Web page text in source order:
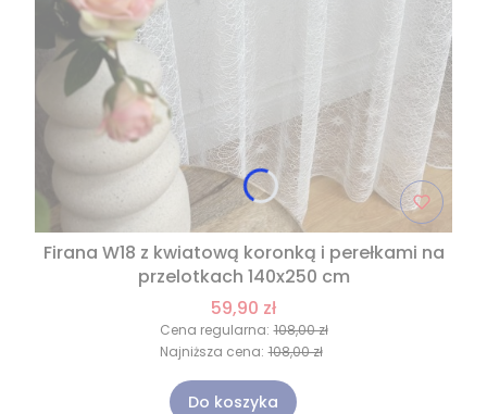
Firana W18 z kwiatową koronką i perełkami na
przelotkach 140x250 cm
59,90 zł
Cena regularna: 108,00 zł
Najniższa cena: 108,00 zł
Do koszyka